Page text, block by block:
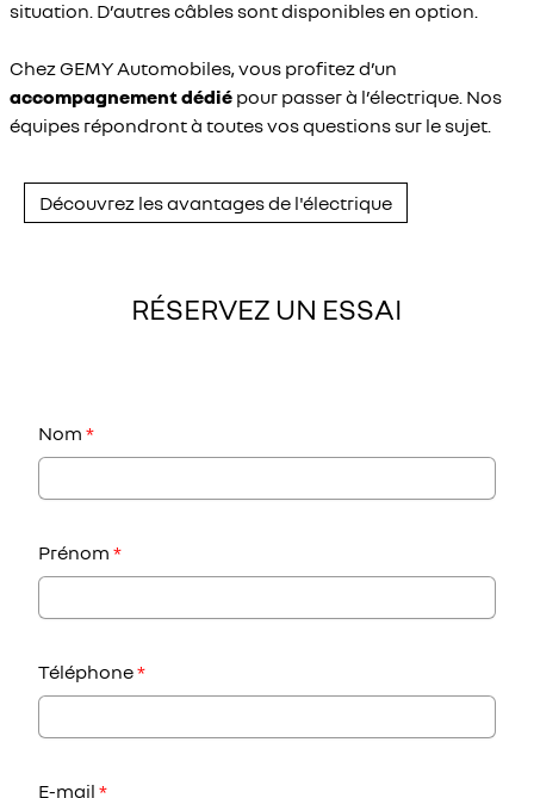
situation. D’autres câbles sont disponibles en option.
Chez GEMY Automobiles, vous profitez d’un
accompagnement dédié pour passer à l’électrique. Nos
équipes répondront à toutes vos questions sur le sujet.
Découvrez les avantages de l'électrique
RÉSERVEZ UN ESSAI
Nom *
Prénom *
Téléphone*
E-mail *